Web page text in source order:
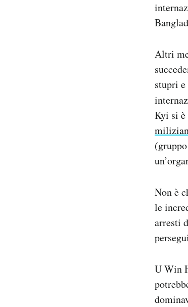
Altri
stupri
Kyi si
Non è
le
arresti
U Win